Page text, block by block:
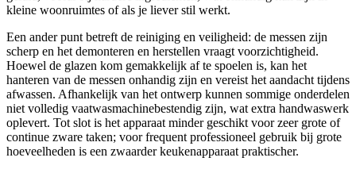
kleine woonruimtes of als je liever stil werkt.
Een ander punt betreft de reiniging en veiligheid: de messen zijn
scherp en het demonteren en herstellen vraagt voorzichtigheid.
Hoewel de glazen kom gemakkelijk af te spoelen is, kan het
hanteren van de messen onhandig zijn en vereist het aandacht tijdens
afwassen. Afhankelijk van het ontwerp kunnen sommige onderdelen
niet volledig vaatwasmachinebestendig zijn, wat extra handwaswerk
oplevert. Tot slot is het apparaat minder geschikt voor zeer grote of
continue zware taken; voor frequent professioneel gebruik bij grote
hoeveelheden is een zwaarder keukenapparaat praktischer.